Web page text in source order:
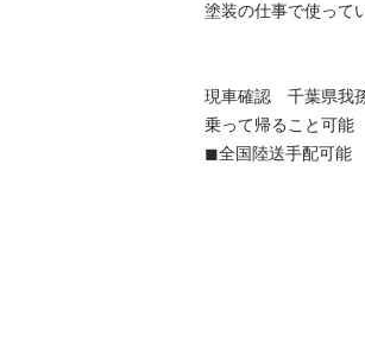
塗装の仕事で使って
現車確認　千葉県我
乗って帰ること可能
◼︎全国陸送手配可能